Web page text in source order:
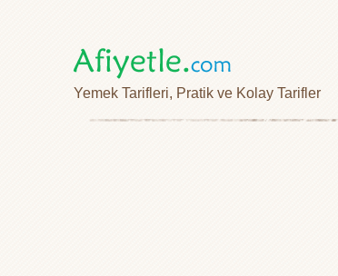
Yemek Tarifleri, Pratik ve Kolay Tarifler